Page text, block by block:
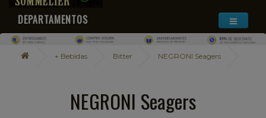
DEPARTAMENTOS
+ Bebidas Bitter NEGRONI Seagers
NEGRONI Seagers